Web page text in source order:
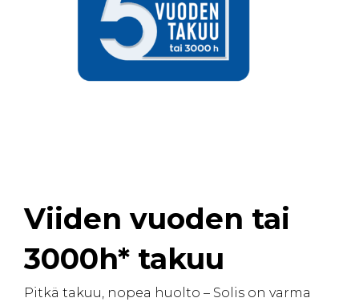
Viiden vuoden tai
3000h* takuu
Pitkä takuu, nopea huolto – Solis on varma